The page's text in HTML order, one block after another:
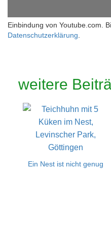
Einbindung von Youtube.com.
Datenschutzerklärung
weitere
Ein Nest ist nicht genug